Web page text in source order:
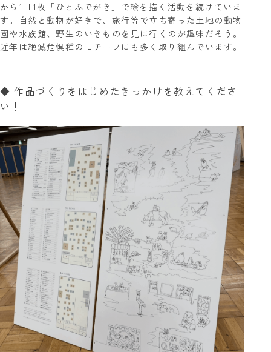
から1日1枚「ひとふでがき」で絵を描く活動を続けていま
す。自然と動物が好きで、旅行等で立ち寄った土地の動物
園や水族館、野生のいきものを見に行くのが趣味だそう。
近年は絶滅危惧種のモチーフにも多く取り組んでいます。
◆ 作品づくりをはじめたきっかけを教えてくださ
い！